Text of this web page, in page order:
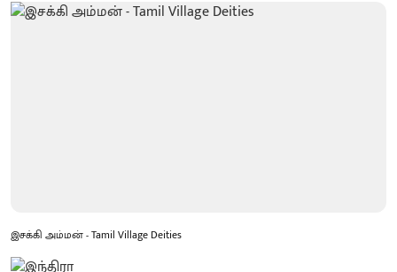
இசக்கி அம்மன் - Tamil Village Deities